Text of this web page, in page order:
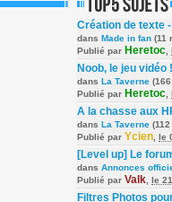
Création de texte
dans Made in fan (11
Publié par Heretoc
Noob, le jeu vidéo !
dans La Taverne
Publié par Heretoc
A la chasse aux
dans La Taverne
Publié par Ycien le
[Level up] Le
dans Annonces
Publié par Valk le
Filtres Photos